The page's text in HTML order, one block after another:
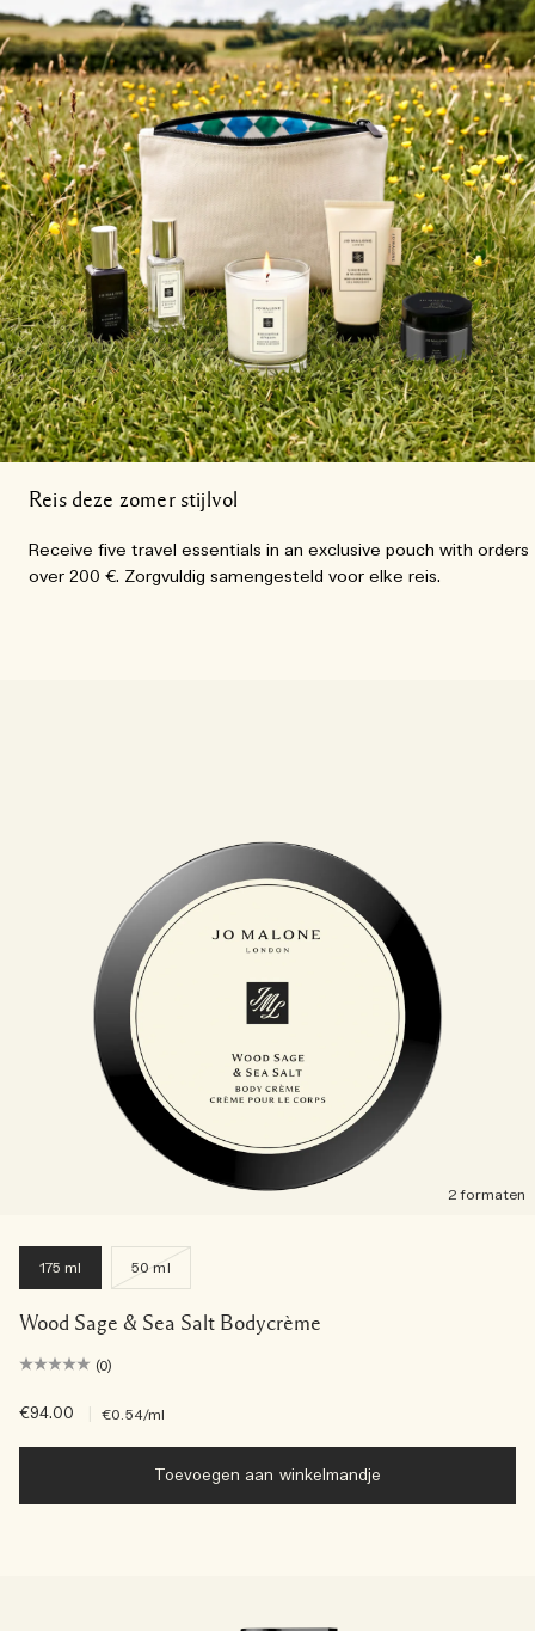
Reis deze zomer stijlvol
Receive five travel essentials in an exclusive pouch with orders
over 200 €. Zorgvuldig samengesteld voor elke reis.
2 formaten
175 ml 50 ml
Wood Sage & Sea Salt Bodycrème
(0)
€94.00 €0.54/ml
Toevoegen aan winkelmandje